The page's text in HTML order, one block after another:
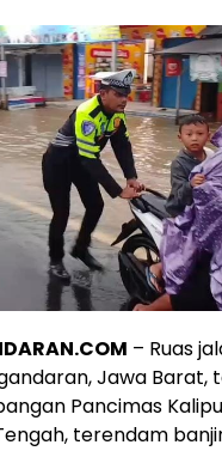
– Ruas
Jawa Barat,
Pancimas
terendam